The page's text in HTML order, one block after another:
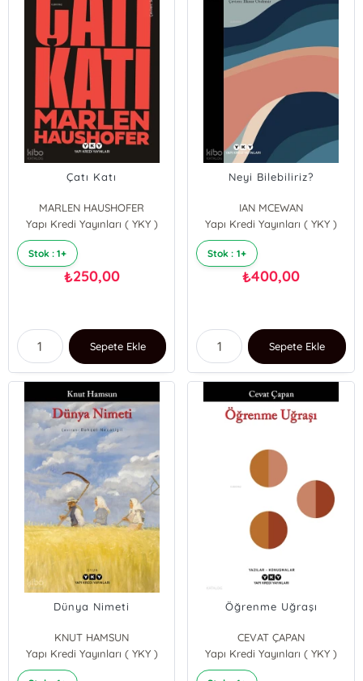
Çatı Katı
MARLEN HAUSHOFER
Yapı Kredi Yayınları ( YKY )
Stok : 1+
₺250,00
Sepete Ekle
Neyi Bilebiliriz?
IAN MCEWAN
Yapı Kredi Yayınları ( YKY )
Stok : 1+
₺400,00
Sepete Ekle
Dünya Nimeti
KNUT HAMSUN
Yapı Kredi Yayınları ( YKY )
Öğrenme Uğraşı
CEVAT ÇAPAN
Yapı Kredi Yayınları ( YKY )